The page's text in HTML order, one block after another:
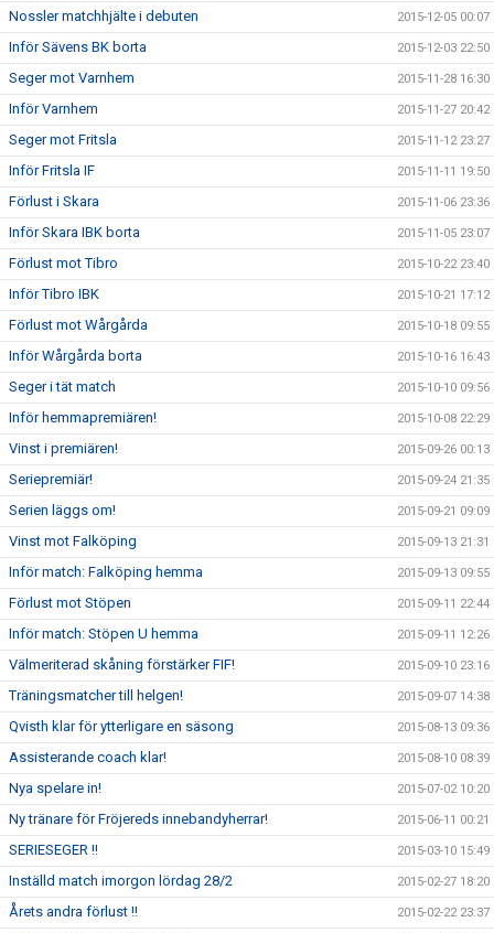
Nossler matchhjälte i debuten 2015-12-05 00:07
Inför Sävens BK borta 2015-12-03 22:50
Seger mot Varnhem 2015-11-28 16:30
Inför Varnhem 2015-11-27 20:42
Seger mot Fritsla 2015-11-12 23:27
Inför Fritsla IF 2015-11-11 19:50
Förlust i Skara 2015-11-06 23:36
Inför Skara IBK borta 2015-11-05 23:07
Förlust mot Tibro 2015-10-22 23:40
Inför Tibro IBK 2015-10-21 17:12
Förlust mot Wårgårda 2015-10-18 09:55
Inför Wårgårda borta 2015-10-16 16:43
Seger i tät match 2015-10-10 09:56
Inför hemmapremiären! 2015-10-08 22:29
Vinst i premiären! 2015-09-26 00:13
Seriepremiär! 2015-09-24 21:35
Serien läggs om! 2015-09-21 09:09
Vinst mot Falköping 2015-09-13 21:31
Inför match: Falköping hemma 2015-09-13 09:55
Förlust mot Stöpen 2015-09-11 22:44
Inför match: Stöpen U hemma 2015-09-11 12:26
Välmeriterad skåning förstärker FIF! 2015-09-10 23:16
Träningsmatcher till helgen! 2015-09-07 14:38
Qvisth klar för ytterligare en säsong 2015-08-13 09:36
Assisterande coach klar! 2015-08-10 08:39
Nya spelare in! 2015-07-02 10:20
Ny tränare för Fröjereds innebandyherrar! 2015-06-11 00:21
SERIESEGER !! 2015-03-10 15:49
Inställd match imorgon lördag 28/2 2015-02-27 18:20
Årets andra förlust !! 2015-02-22 23:37